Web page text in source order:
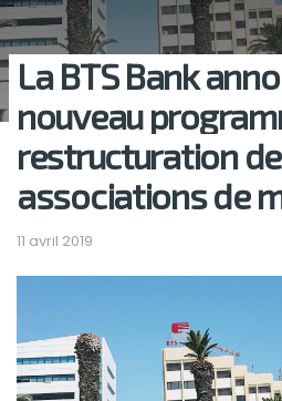
La BTS Bank
nouveau
restructuration
associations de
11 avril 2019